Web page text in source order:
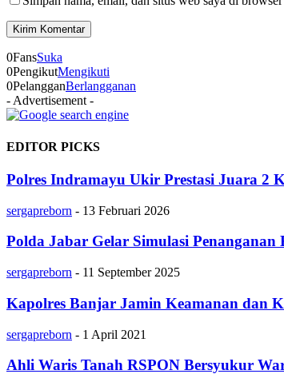
0FansSuka
0PengikutMengikuti
0PelangganBerlangganan
- Advertisement -
EDITOR PICKS
Polres Indramayu Ukir Prestasi Juara 2
sergapreborn - 13 Februari 2026
Polda Jabar Gelar Simulasi
sergapreborn - 11 September 2025
Kapolres Banjar Jamin Keamanan dan
sergapreborn - 1 April 2021
Ahli Waris Tanah RSPON Bersyukur